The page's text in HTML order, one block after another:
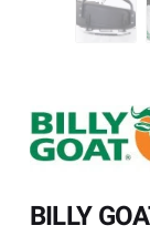
BILLY